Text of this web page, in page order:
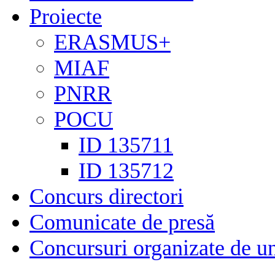
Proiecte
ERASMUS+
MIAF
PNRR
POCU
ID 135711
ID 135712
Concurs directori
Comunicate de presă
Concursuri organizate de